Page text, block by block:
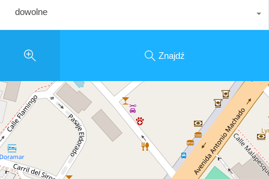
dowolne
Znajdź